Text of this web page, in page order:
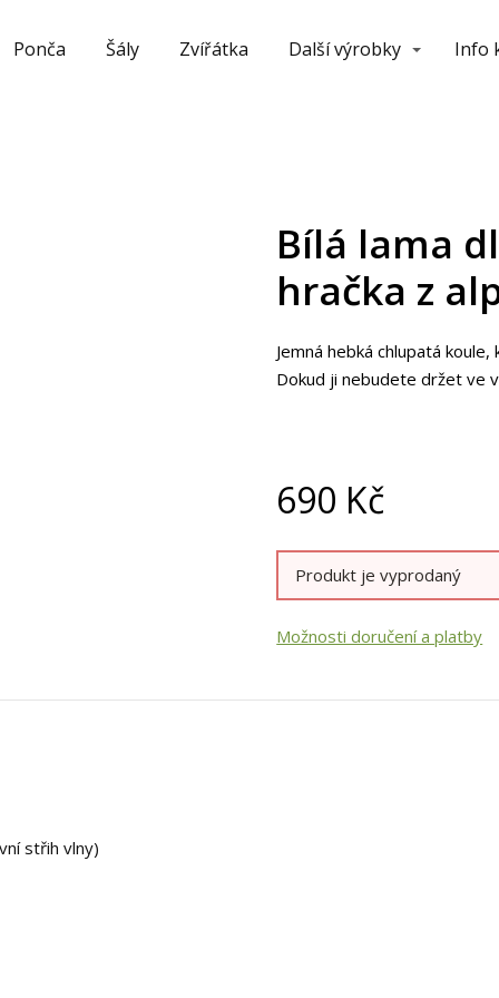
Ponča Šály Zvířátka Další výrobky Info
Bílá lama
hračka z
Jemná hebká chlupatá
Dokud ji nebudete držet ve
690 Kč
Produkt je vyprodaný
Možnosti doručení a platby
střih vlny)